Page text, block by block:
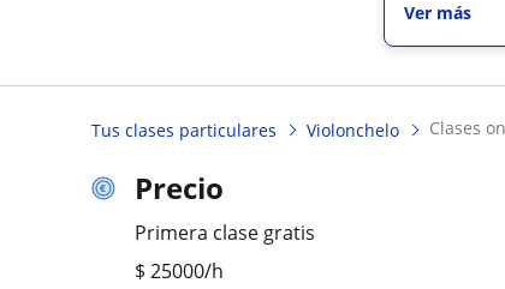
Ver más
Tus clases particulares Violonchelo clases
Precio
Primera clase gratis
$ 25000/h